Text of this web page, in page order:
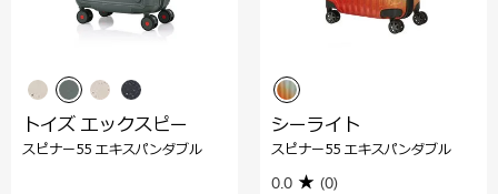
トイズ エックスピー
スピナー55 エキスパンダブル
シーライト
スピナー55 エキスパンダブル
0.0 (0)